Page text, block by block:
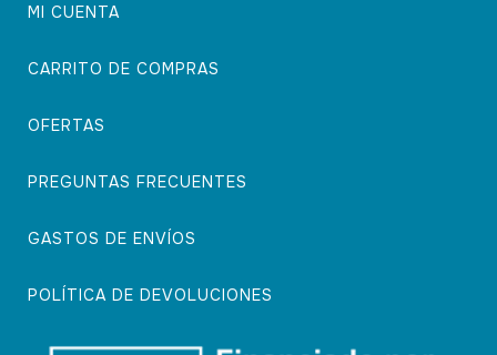
MI CUENTA
CARRITO DE COMPRAS
OFERTAS
PREGUNTAS FRECUENTES
GASTOS DE ENVÍOS
POLÍTICA DE DEVOLUCIONES